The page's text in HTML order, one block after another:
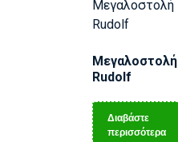
Μεγαλοστολή
Rudolf
Διαβάστε
περισσότερα